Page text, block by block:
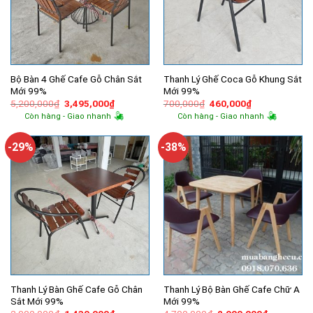
Bộ Bàn 4 Ghế Cafe Gỗ Chân Sắt
Mới 99%
5,200,000₫ Giá
gốc
là:
3,495,000₫Giá
hiện
tại
3,495,000₫.
Còn hàng - Giao nhanh
Thanh Lý Ghế Coca Gỗ Khung Sắt
Mới 99%
700,000₫ Giá
gốc
là:
460,000₫Giá
hiện
tại
460,000₫.
Còn hàng - Giao nhanh
-29%
Thanh Lý Bàn Ghế Cafe Gỗ Chân
Sắt Mới 99%
-38%
Thanh Lý Bộ Bàn Ghế Cafe Chữ A
Mới 99%